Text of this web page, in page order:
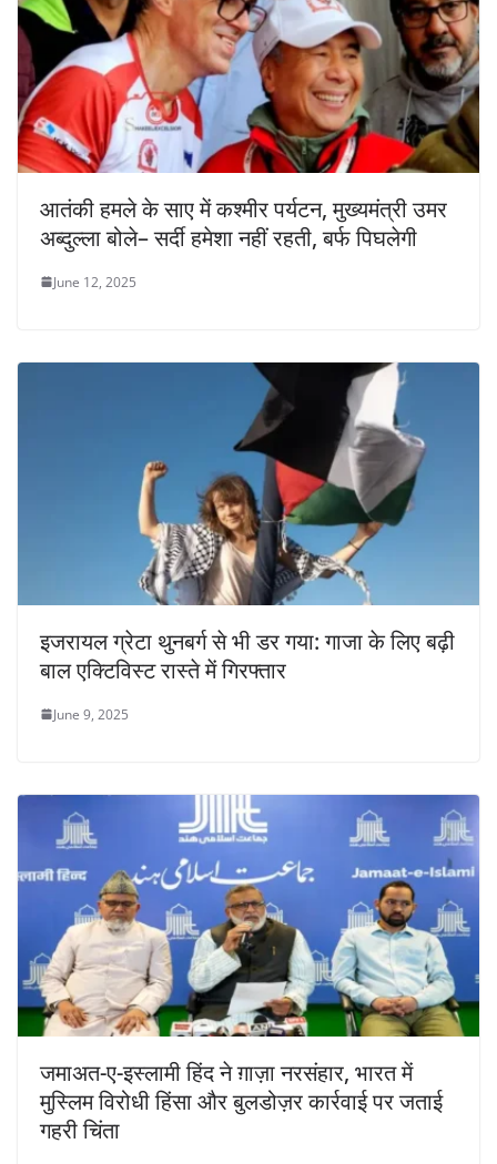
आतंकी हमले के साए में कश्मीर पर्यटन, मुख्यमंत्री उमर
अब्दुल्ला बोले– सर्दी हमेशा नहीं रहती, बर्फ पिघलेगी
June 12, 2025
इजरायल ग्रेटा थुनबर्ग से भी डर गया: गाजा के लिए बढ़ी
बाल एक्टिविस्ट रास्ते में गिरफ्तार
June 9, 2025
जमाअत-ए-इस्लामी हिंद ने ग़ाज़ा नरसंहार, भारत में
मुस्लिम विरोधी हिंसा और बुलडोज़र कार्रवाई पर जताई
गहरी चिंता